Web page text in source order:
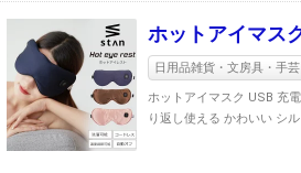
ホットアイマス
日用品雑貨・文房具・手芸
ホットアイマスク USB 充
り返し使える かわいい シ